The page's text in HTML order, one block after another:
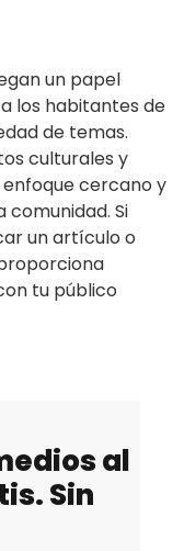
un papel
los habitantes de
de temas.
culturales y
cercano y
comunidad. Si
un artículo o
tu público
al
Sin